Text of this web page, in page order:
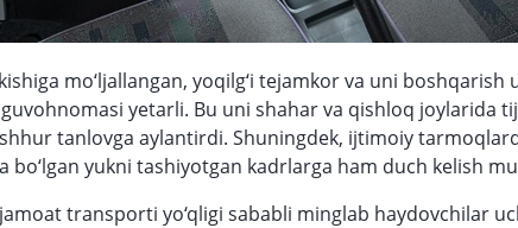
mo‘ljallangan, yoqilg‘i tejamkor va uni boshqarish
yetarli. Bu uni shahar va qishloq joylarida
tanlovga aylantirdi. Shuningdek, ijtimoiy
bo‘lgan yukni tashiyotgan kadrlarga ham duch kelish
transporti yo‘qligi sababli minglab haydovchilar